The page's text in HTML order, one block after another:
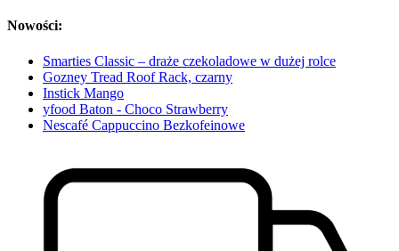
Nowości:
Smarties Classic – draże czekoladowe w dużej rolce
Gozney Tread Roof Rack, czarny
Instick Mango
yfood Baton - Choco Strawberry
Nescafé Cappuccino Bezkofeinowe